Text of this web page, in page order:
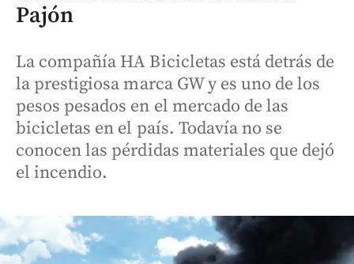
Pajón
La compañía HA Bicicletas está detrás de
la prestigiosa marca GW y es uno de los
pesos pesados en el mercado de las
bicicletas en el país. Todavía no se
conocen las pérdidas materiales que dejó
el incendio.